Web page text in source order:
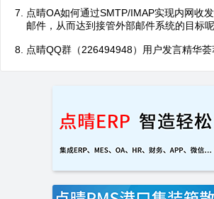
点晴OA如何通过SMTP/IMAP实现内网收
邮件，从而达到接管外部邮件系统的目标
点晴QQ群（226494948）用户发言精华荟